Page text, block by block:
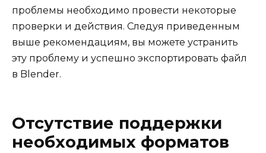
проблемы необходимо провести некоторые
проверки и действия. Следуя приведенным
выше рекомендациям, вы можете устранить
эту проблему и успешно экспортировать файл
в Blender.
Отсутствие поддержки
необходимых форматов